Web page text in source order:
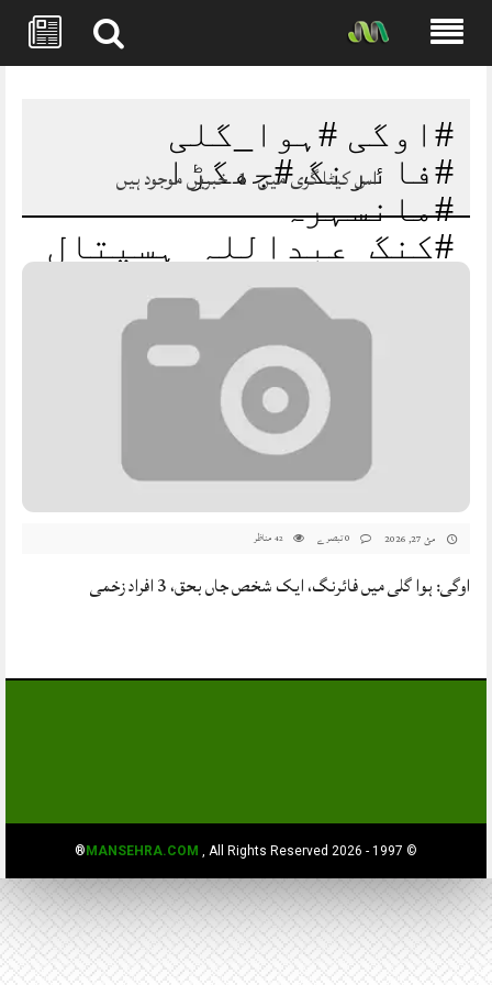
#اوگی #ہوا_گلی
#فائرنگ #جھگڑا
#مانسہرہ
#کنگ_عبداللہ_ہسپتال
#ریسکیو1122
#خیبرپختونخوا
#BreakingNews
#OghiNews
اس کیٹا گری میں 1 خبریں موجود ہیں
مئ 27, 2026 42 مناظر
اوگی: ہوا گلی میں فائرنگ، ایک شخص جاں بحق، 3 افراد زخمی
© 1997 - 2026
MANSEHRA.COM , All Rights Reserved®